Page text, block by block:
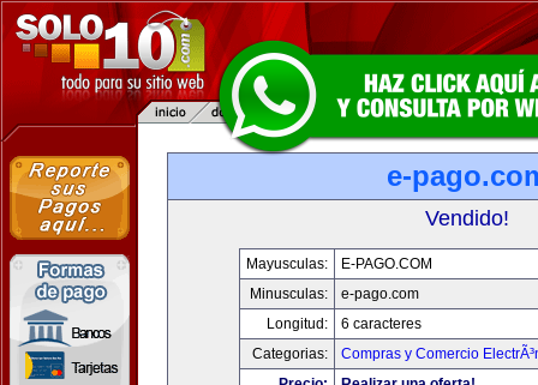
e-
Vendido!
Mayusculas:
E-PAGO.COM
Minusculas:
e-pago.com
Longitud:
6 caracteres
Categorias:
Compras y Comercio